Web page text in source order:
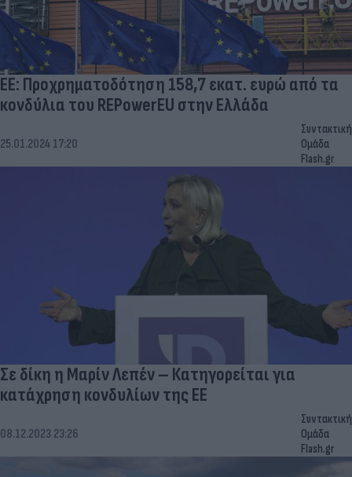
ΕΕ: Προχρηματοδότηση 158,7 εκατ. ευρώ από τα
κονδύλια του REPowerEU στην Ελλάδα
25.01.2024 17:20
Συντακτική
Ομάδα
Flash.gr
Σε δίκη η Μαρίν Λεπέν – Κατηγορείται για
κατάχρηση κονδυλίων της ΕΕ
08.12.2023 23:26
Συντακτική
Ομάδα
Flash.gr